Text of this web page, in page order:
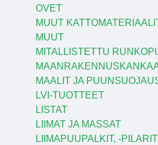
OVET
MUUT
MUUT
MITALLISTETTU
MAALIT JA
LVI-TUOTTEET
LISTAT
LIIMAT JA MASSAT
LIIMAPUUPALKIT, -